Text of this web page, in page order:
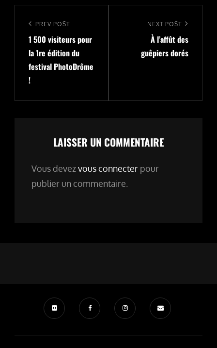
l’article
Previous
Post
PREV POST
1 500 visiteurs pour
la 1re édition du
festival PhotoDrôme
!
NEXT POST
À l’affût des
guêpiers dorés
LAISSER UN COMMENTAIRE
Vous devezvous connecter pour
publier un commentaire.